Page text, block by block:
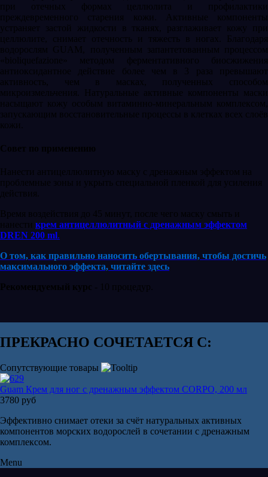
при отечных формах целлюлита и профилактики
преждевременного старения кожи. Активные компоненты
устраняет застой жидкости в тканях, разглаживает кожу при
целлюлите, снимает отечность и тяжесть в ногах. Благодаря
водорослям GUAM, полученным запантетованным процессом
«bioliquefazione» методом ферментативного биосжижения
антиоксидантное действие более чем в 3 раза превышают
активность, чем в масках, полученных способом
микроизмельчения. Натуральные активные компоненты маски
насыщают кожу особым витаминно-минеральным комплексом,
запускающим восстановительные процессы в клетках всех слоёв
кожи.
Совет по применению
Нанести антицеллюлитную маску с дренажным эффектом на
проблемные зоны и укрыть специальной пленкой для усиления
действия.
Время воздействия до 45 минут, после чего маску смыть и
нанести крем антицеллюлитный с дренажным эффектом
DREN 200 ml.
О том, как правильно наносить обертывания, чтобы достичь
максимального эффекта, читайте здесь
Рекомендуемый курс - 10 процедур.
ПРЕКРАСНО СОЧЕТАЕТСЯ С:
Сопутствующие товары
Guam Крем для ног с дренажным эффектом CORPO, 200 мл
3780 руб
Эффективно снимает отеки за счёт натуральных активных
компонентов морских водорослей в сочетании с дренажным
комплексом.
Menu